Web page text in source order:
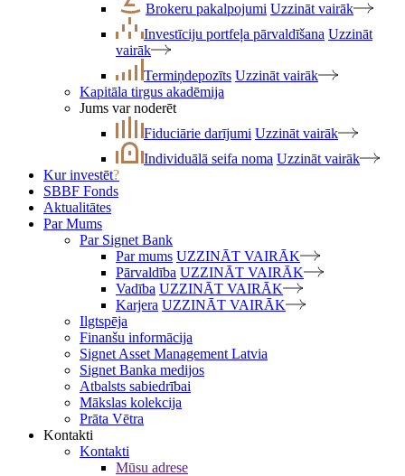
Brokeru pakalpojumi Uzzināt vairāk
Investīciju portfeļa pārvaldīšana Uzzināt
vairāk
Termiņdepozīts Uzzināt vairāk
Kapitāla tirgus akadēmija
Jums var noderēt
Fiduciārie darījumi Uzzināt vairāk
Individuālā seifa noma Uzzināt vairāk
Kur investēt?
SBBF Fonds
Aktualitātes
Par Mums
Par Signet Bank
Par mums UZZINĀT VAIRĀK
Pārvaldība UZZINĀT VAIRĀK
Vadība UZZINĀT VAIRĀK
Karjera UZZINĀT VAIRĀK
Ilgtspēja
Finanšu informācija
Signet Asset Management Latvia
Signet Banka medijos
Atbalsts sabiedrībai
Mākslas kolekcija
Prāta Vētra
Kontakti
Kontakti
Mūsu adrese